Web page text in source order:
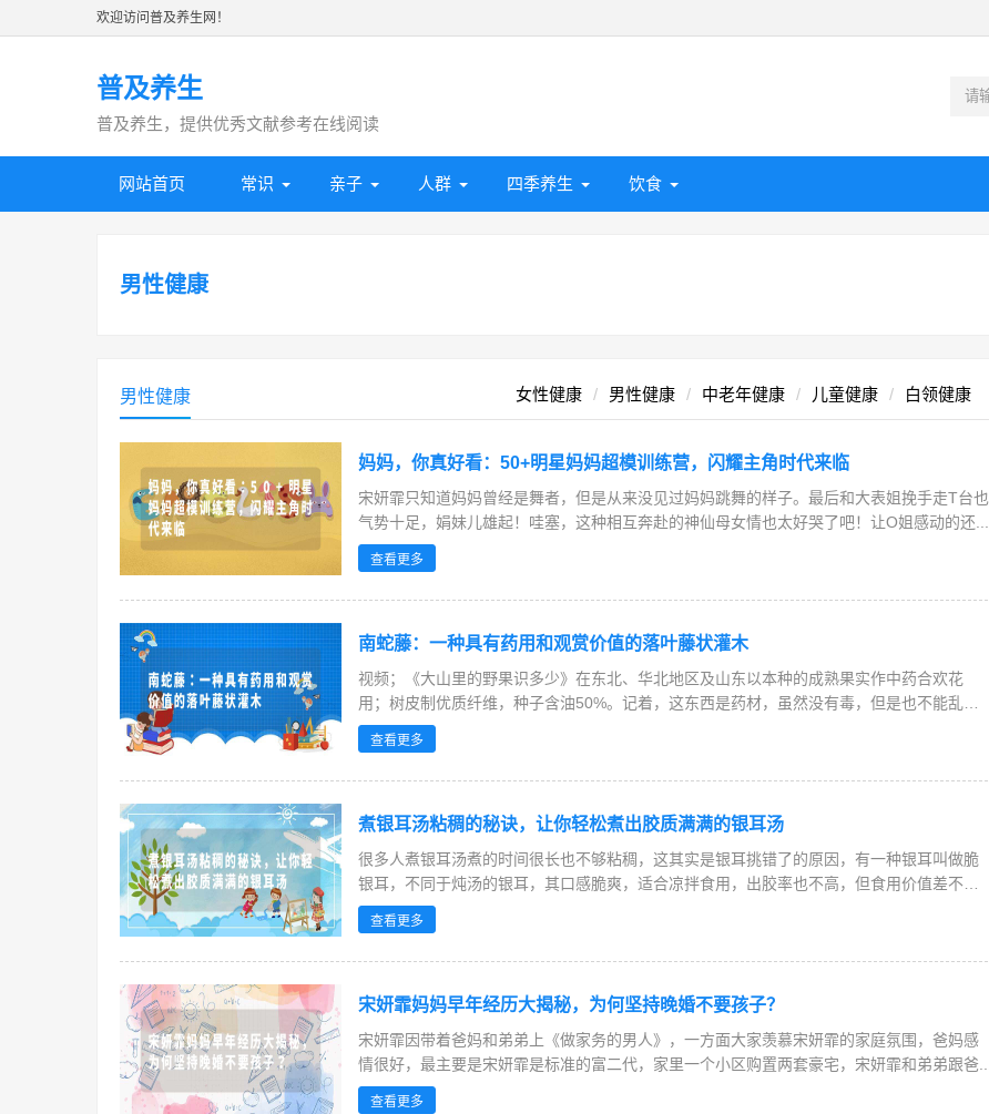
欢迎访问普及养生网！
普及养生
普及养生，提供优秀文献参考在线阅读
网站首页 常识 亲子 人群 四季养生 饮食
男性健康
女性健康 男性健康 中老年健康 儿童健康 白领健康
男性健康
妈妈，你真好看：50+明星妈妈超模训练营，闪耀主角时代来临
宋妍霏只知道妈妈曾经是舞者，但是从来没见过妈妈跳舞的样子。最后和大表姐挽手走T台也
气势十足，娟妹儿雄起！哇塞，这种相互奔赴的神仙母女情也太好哭了吧！让O姐感动的还...
查看更多
南蛇藤：一种具有药用和观赏价值的落叶藤状灌木
视频；《大山里的野果识多少》在东北、华北地区及山东以本种的成熟果实作中药合欢花
用；树皮制优质纤维，种子含油50%。记着，这东西是药材，虽然没有毒，但是也不能乱用
啊。...
查看更多
煮银耳汤粘稠的秘诀，让你轻松煮出胶质满满的银耳汤
很多人煮银耳汤煮的时间很长也不够粘稠，这其实是银耳挑错了的原因，有一种银耳叫做脆
银耳，不同于炖汤的银耳，其口感脆爽，适合凉拌食用，出胶率也不高，但食用价值差不
多，面对...
查看更多
宋妍霏妈妈早年经历大揭秘，为何坚持晚婚不要孩子？
宋妍霏因带着爸妈和弟弟上《做家务的男人》，一方面大家羡慕宋妍霏的家庭氛围，爸妈感
情很好，最主要是宋妍霏是标准的富二代，家里一个小区购置两套豪宅，宋妍霏和弟弟跟爸...
查看更多